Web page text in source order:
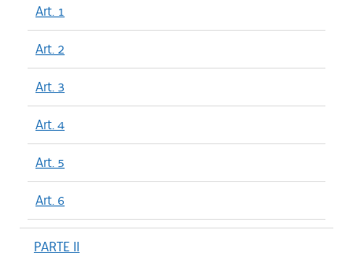
Art. 1
Art. 2
Art. 3
Art. 4
Art. 5
Art. 6
PARTE II